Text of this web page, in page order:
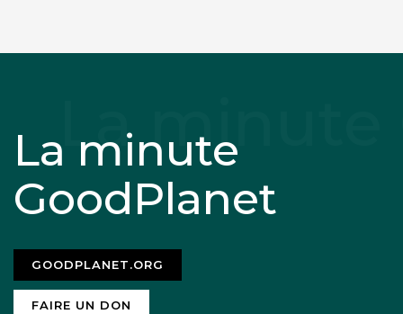
La minute
GoodPlanet
GOODPLANET.ORG
FAIRE UN DON